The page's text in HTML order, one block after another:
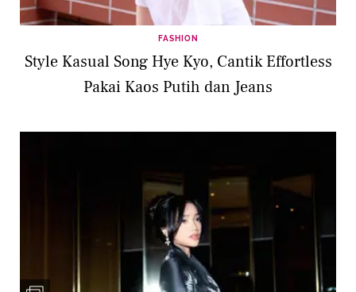
FASHION
Style Kasual Song Hye Kyo, Cantik Effortless
Pakai Kaos Putih dan Jeans